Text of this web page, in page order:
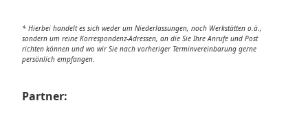
* Hierbei handelt es sich weder um Niederlassungen, noch Werkstätten o.ä.,
sondern um reine Korrespondenz-Adressen, an die Sie Ihre Anrufe und Post
richten können und wo wir Sie nach vorheriger Terminvereinbarung gerne
persönlich empfangen.
Partner: